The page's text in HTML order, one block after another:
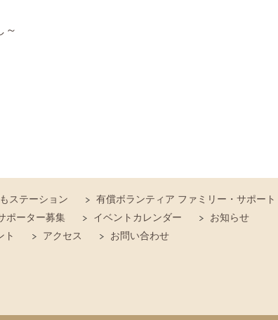
～
ステーション
有償ボランティア ファミリー・サポート
ポーター募集 イベントカレンダー
お知らせ
ト アクセス
お問い合わせ